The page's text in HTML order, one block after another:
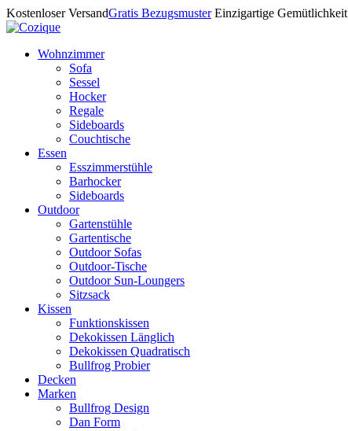
Kostenloser VersandGratis Bezugsmuster Einzigartige Gemütlichkeit
Wohnzimmer
Sofa
Sessel
Hocker
Regale
Sideboards
Couchtische
Essen
Esszimmerstühle
Barhocker
Sideboards
Outdoor
Gartenstühle
Gartentische
Outdoor Sofas
Outdoor-Tische
Outdoor Sun-Loungers
Sitzsack
Kissen
Funktionskissen
Dekokissen Länglich
Dekokissen Quadratisch
Bullfrog Probier
Decken
Marken
Bullfrog Design
Dan Form